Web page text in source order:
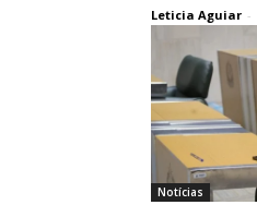
Leticia Aguiar -
Notícias